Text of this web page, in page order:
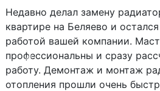
Недавно делал замену
квартире на Беляево и
работой вашей компании.
профессиональны и сразу
работу. Демонтаж и монтаж
отопления прошли очень
Следующий